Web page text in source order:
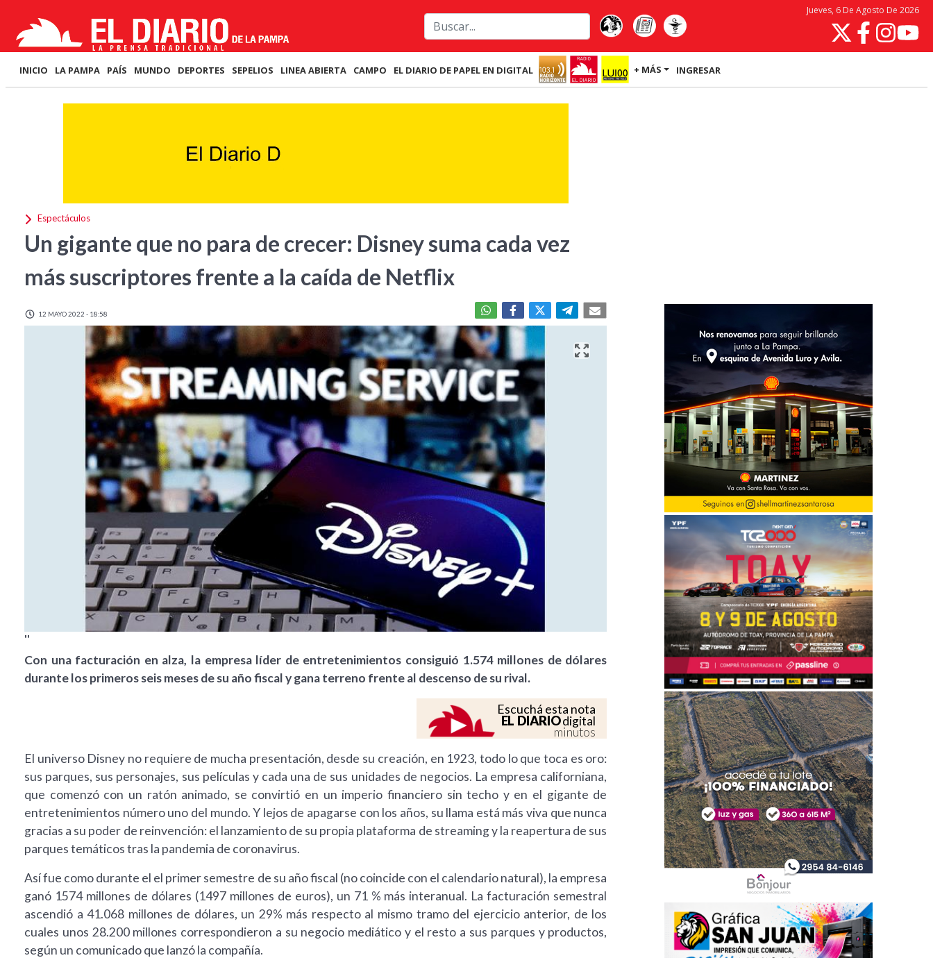
Jueves, 6 De Agosto De 2026
INICIO LA PAMPA PAÍS MUNDO DEPORTES SEPELIOS LINEA ABIERTA CAMPO EL DIARIO DE PAPEL EN DIGITAL + MÁS INGRESAR
Espectáculos
Un gigante que no para de crecer: Disney suma cada vez
más suscriptores frente a la caída de Netflix
12 MAYO 2022 - 18:58
''
Con una facturación en alza, la empresa líder de entretenimientos consiguió 1.574 millones de dólares
durante los primeros seis meses de su año fiscal y gana terreno frente al descenso de su rival.
Escuchá esta nota
EL DIARIOdigital
minutos
El universo Disney no requiere de mucha presentación, desde su creación, en 1923, todo lo que toca es oro:
sus parques, sus personajes, sus películas y cada una de sus unidades de negocios. La empresa californiana,
que comenzó con un ratón animado, se convirtió en un imperio financiero sin techo y en el gigante de
entretenimientos número uno del mundo. Y lejos de apagarse con los años, su llama está más viva que nunca
gracias a su poder de reinvención: el lanzamiento de su propia plataforma de streaming y la reapertura de sus
parques temáticos tras la pandemia de coronavirus.
Así fue como durante el el primer semestre de su año fiscal (no coincide con el calendario natural), la empresa
ganó 1574 millones de dólares (1497 millones de euros), un 71 % más interanual. La facturación semestral
ascendió a 41.068 millones de dólares, un 29% más respecto al mismo tramo del ejercicio anterior, de los
cuales unos 28.200 millones correspondieron a su negocio mediático y el resto a sus parques y productos,
según un comunicado que lanzó la compañía.